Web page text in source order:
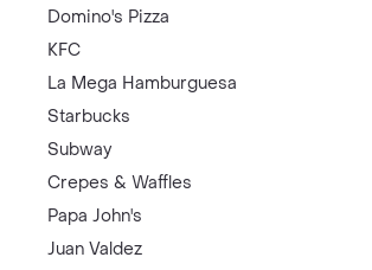
Domino's Pizza
KFC
La Mega Hamburguesa
Starbucks
Subway
Crepes & Waffles
Papa John's
Juan Valdez